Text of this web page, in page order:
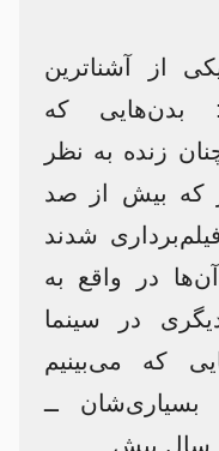
از آشناترین
بدن‌هایی که
زنده به نظر
که بیش از صد
شدند
در واقع به
در سینما
که می‌بینیم
ــ
سال پیش.